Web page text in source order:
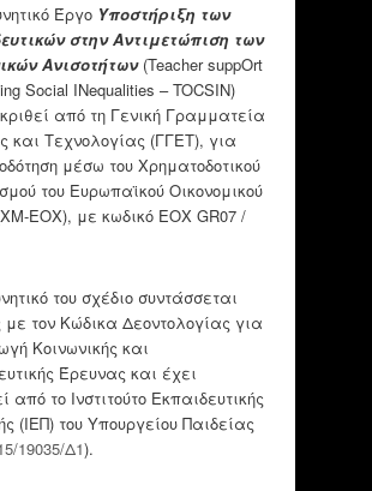
Έργο Υποστήριξη των
στην Αντιμετώπιση των
Ανισοτήτων(Teacher suppΟrt
Social INequalities – TOCSIN)
από τη Γενική Γραμματεία
και Τεχνολογίας (ΓΓΕΤ), για
μέσω του Χρηματοδοτικού
του Ευρωπαϊκού Οικονομικού
ΕΟΧ), με κωδικό ΕΟΧ GR07 /
του σχέδιο συντάσσεται
τον Κώδικα Δεοντολογίας για
Κοινωνικής και
Έρευνας και έχει
από το Ινστιτούτο Εκπαιδευτικής
(ΙΕΠ) του Υπουργείου Παιδείας
19035/Δ1).